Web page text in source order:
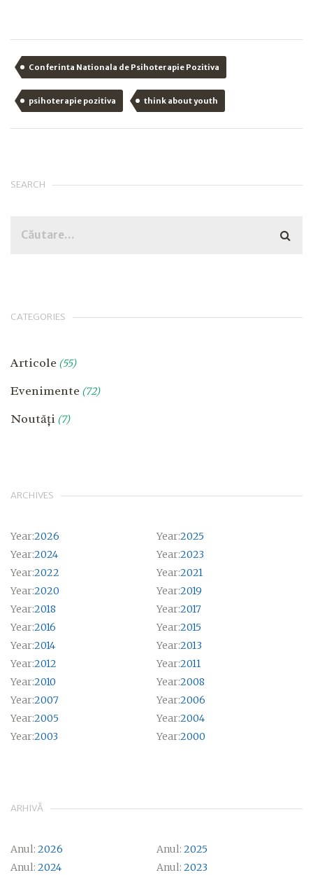
Conferinta Nationala de Psihoterapie Pozitiva
psihoterapie pozitiva think about youth
SEARCH
CATEGORIES
Articole (55)
Evenimente (72)
Noutăți (7)
ARCHIVES
Year:2026 Year:2025
Year:2024 Year:2023
Year:2022 Year:2021
Year:2020 Year:2019
Year:2018 Year:2017
Year:2016 Year:2015
Year:2014 Year:2013
Year:2012 Year:2011
Year:2010 Year:2008
Year:2007 Year:2006
Year:2005 Year:2004
Year:2003 Year:2000
ARHIVĂ
Anul: 2026 Anul: 2025
Anul: 2024 Anul: 2023